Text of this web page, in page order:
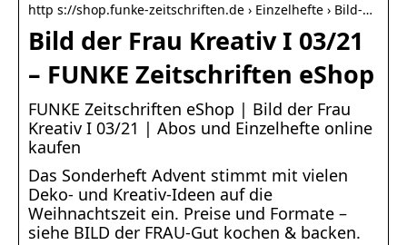
http s://shop.funke-zeitschriften.de › Einzelhefte › Bild-…
Bild der Frau Kreativ I 03/21
– FUNKE Zeitschriften eShop
FUNKE Zeitschriften eShop | Bild der Frau
Kreativ I 03/21 | Abos und Einzelhefte online
kaufen
Das Sonderheft Advent stimmt mit vielen
Deko- und Kreativ-Ideen auf die
Weihnachtszeit ein. Preise und Formate –
siehe BILD der FRAU-Gut kochen & backen.